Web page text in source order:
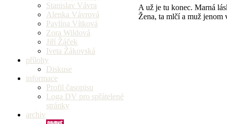
Stanislav Vávra
Alenka Vávrová
Pavlína Vítková
Zora Wildová
Jiří Žáček
Iveta Žákovská
přílohy
Diskuse
informace
Profil časopisu
Loga DV pro spřátelené
stránky
archiv
A už je tu konec. Marná
Žena, ta mlčí a muž jenom